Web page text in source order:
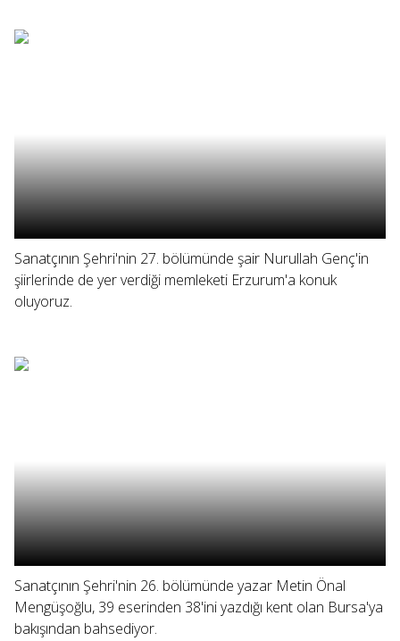
Sanatçının Şehri'nin 27. bölümünde şair Nurullah Genç'in
şiirlerinde de yer verdiği memleketi Erzurum'a konuk
oluyoruz.
Sanatçının Şehri'nin 26. bölümünde yazar Metin Önal
Mengüşoğlu, 39 eserinden 38'ini yazdığı kent olan Bursa'ya
bakışından bahsediyor.